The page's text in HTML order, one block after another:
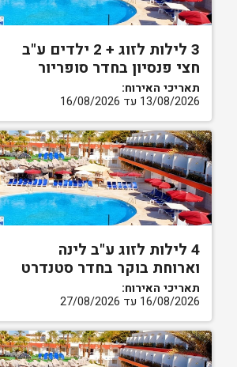
3 לילות לזוג + 2 ילדים ע"ב
חצי פנסיון בחדר סופריור
תאריכי האירוח:
13/08/2026 עד 16/08/2026
4 לילות לזוג ע"ב לינה
וארוחת בוקר בחדר סטנדרט
תאריכי האירוח:
16/08/2026 עד 27/08/2026